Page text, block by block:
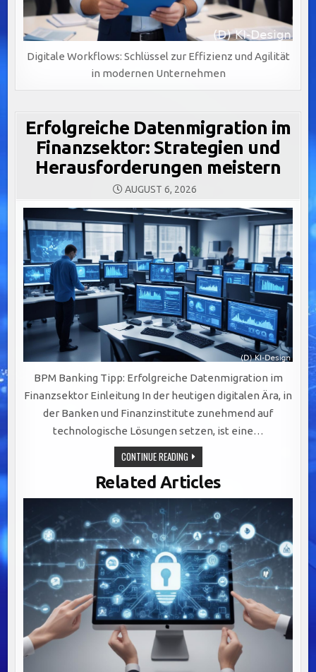
Digitale Workflows: Schlüssel zur Effizienz und Agilität
in modernen Unternehmen
Erfolgreiche Datenmigration im
Finanzsektor: Strategien und
Herausforderungen meistern
AUGUST 6, 2026
BPM Banking Tipp: Erfolgreiche Datenmigration im
Finanzsektor Einleitung In der heutigen digitalen Ära, in
der Banken und Finanzinstitute zunehmend auf
technologische Lösungen setzen, ist eine…
CONTINUE READINGERFOLGREICHE
DATENMIGRATION
IM
FINANZSEKTOR:
STRATEGIEN
UND
HERAUSFORDERUNGEN
MEISTERN
Related Articles